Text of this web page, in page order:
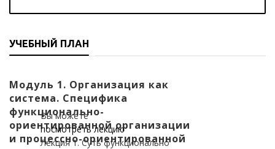
УЧЕБНЫЙ ПЛАН
Модуль 1. Организация как
система. Специфика
функционально-
ориентированной организации
и процессно-ориентированной
Вы можете
посмотреть лекцию
Лекция 1. Суть функционально